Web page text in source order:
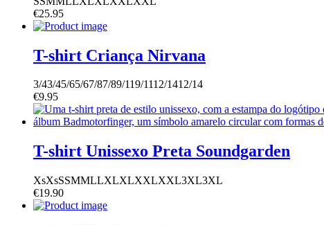
€25.95
T-shirt Criança Nirvana
3/43/45/65/67/87/89/119/1112/1412/14
€9.95
T-shirt Unissexo Preta Soundgarden
XsXsSSMMLLXLXLXXLXXL3XL3XL
€19.90